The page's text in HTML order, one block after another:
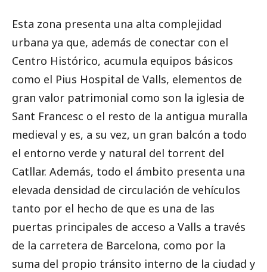
Esta zona presenta una alta complejidad
urbana ya que, además de conectar con el
Centro Histórico, acumula equipos básicos
como el Pius Hospital de Valls, elementos de
gran valor patrimonial como son la iglesia de
Sant Francesc o el resto de la antigua muralla
medieval y es, a su vez, un gran balcón a todo
el entorno verde y natural del torrent del
Catllar. Además, todo el ámbito presenta una
elevada densidad de circulación de vehículos
tanto por el hecho de que es una de las
puertas principales de acceso a Valls a través
de la carretera de Barcelona, como por la
suma del propio tránsito interno de la ciudad y